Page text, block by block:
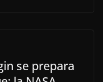
se prepara